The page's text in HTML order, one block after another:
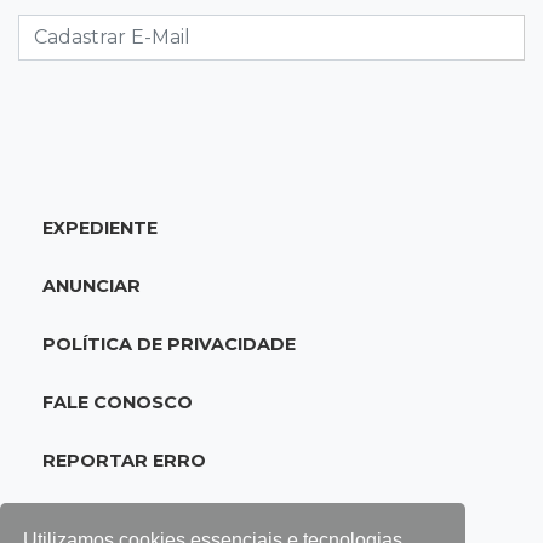
falso e prende pai e filho
Qualidade da educação avança em MS e
processos parados há mais de 900 dias
17:05Em Brasília
EXPEDIENTE
ANUNCIAR
POLÍTICA DE PRIVACIDADE
FALE CONOSCO
REPORTAR ERRO